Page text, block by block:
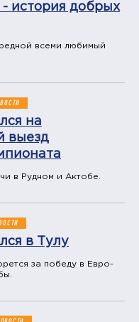
история добрых
всеми любимый
на
выезд
в Рудном и Актобе.
в Тулу
за победу в Евро-